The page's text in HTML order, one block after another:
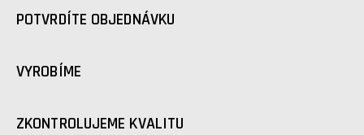
POTVRDÍTE OBJEDNÁVKU
VYROBÍME
ZKONTROLUJEME KVALITU